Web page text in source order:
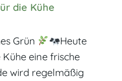
die Kühe
Grün
Heute
eine frische
wird regelmäßig